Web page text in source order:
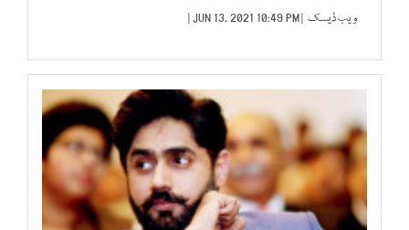
ویب ڈیسک | JUN 13, 2021 10:49 PM |